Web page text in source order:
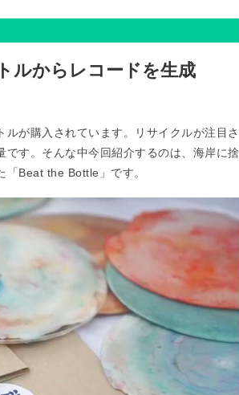
ルからレコードを生成
が購入されています。リサイクルが注目さ
す。そんな中今回紹介するのは、海岸に捨
「Beat the Bottle」です。